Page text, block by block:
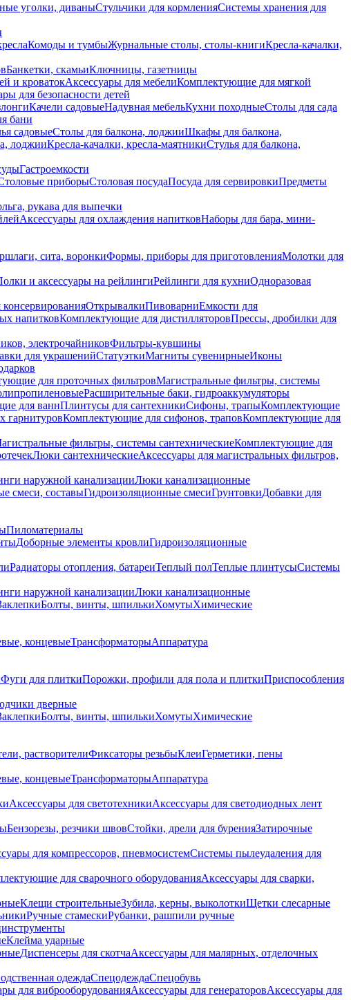
уголки, диваныСтульчики для кормленияСистемы хранения для
Комоды и тумбыЖурнальные столы, столы-книгиКресла-качалки,
Банкетки, скамьиКлючницы, газетницы
и кроватокАксессуары для мебелиКомплектующие для мягкой
для безопасности детей
Качели садовыеНадувная мебельКухни походныеСтолы для сада
бани
садовыеСтолы для балкона, лоджииШкафы для балкона,
лоджииКресла-качалки, кресла-маятникиСтулья для балкона,
Гастроемкости
приборыСтоловая посудаПосуда для сервировкиПредметы
рукава для выпечки
Аксессуары для охлаждения напитковНаборы для бара, мини-
сита, воронкиФормы, приборы для приготовленияМолотки для
и аксессуары на рейлингиРейлинги для кухниОдноразовая
ОткрывалкиПивоварниЕмкости для
напитковКомплектующие для дистилляторовПрессы, дробилки для
электрочайниковФильтры-кувшины
для украшенийСтатуэткиМагниты сувенирныеИконы
для проточных фильтровМагистральные фильтры, системы
Расширительные баки, гидроаккумуляторы
для ваннПлинтусы для сантехникиСифоны, трапыКомплектующие
гарнитуровКомплектующие для сифонов, траповКомплектующие для
фильтры, системы сантехническиеКомплектующие для
Люки сантехническиеАксессуары для магистральных фильтров,
наружной канализацииЛюки канализационные
смеси, составыГидроизоляционные смесиГрунтовкиДобавки для
Пиломатериалы
Доборные элементы кровлиГидроизоляционные
Радиаторы отопления, батареиТеплый полТеплые плинтусыСистемы
наружной канализацииЛюки канализационные
Болты, винты, шпилькиХомутыХимические
концевыеТрансформаторыАппаратура
Фуги для плиткиПорожки, профили для пола и плиткиПриспособления
дверные
Болты, винты, шпилькиХомутыХимические
растворителиФиксаторы резьбыКлеиГерметики, пены
концевыеТрансформаторыАппаратура
Аксессуары для светотехникиАксессуары для светодиодных лент
Бензорезы, резчики швовСтойки, дрели для буренияЗатирочные
для компрессоров, пневмосистемСистемы пылеудаления для
для сварочного оборудованияАксессуары для сварки,
Клещи строительныеЗубила, керны, выколоткиЩетки слесарные
Ручные стамескиРубанки, рашпили ручные
Клейма ударные
Диспенсеры для скотчаАксессуары для малярных, отделочных
одеждаСпецодеждаСпецобувь
для виброоборудованияАксессуары для генераторовАксессуары для